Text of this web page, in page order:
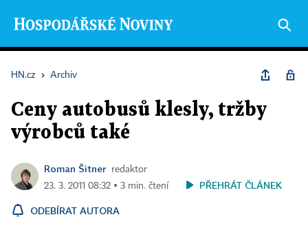
HN.cz › Archiv
Ceny autobusů klesly, tržby
výrobců také
Roman Šitner
redaktor
23. 3. 2011 08:32 ▪ 3 min. čtení
PŘEHRÁT ČLÁNEK
ODEBÍRAT AUTORA